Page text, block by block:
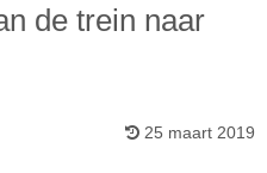
de trein naar
25 maart 2019